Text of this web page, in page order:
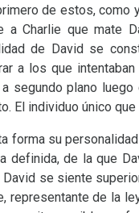
de estos, como
a Charlie que mate
de David se
a los que
a segundo plano
El individuo único
forma su
definida, de la que
David se siente
representante de la